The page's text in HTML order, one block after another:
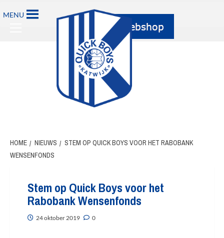
naar
MENU
Primary
HOME NIEUWS
STEM OP QUICK BOYS VOOR HET RABOBANK
WENSENFONDS
Stem op Quick Boys voor het
Rabobank Wensenfonds
24 oktober 2019 0